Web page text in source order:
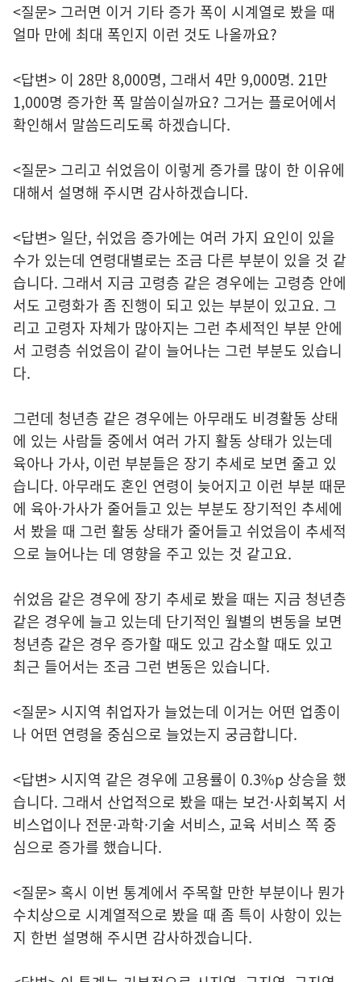
<질문> 그러면 이거 기타 증가 폭이 시계열로 봤을 때
얼마 만에 최대 폭인지 이런 것도 나올까요?
<답변> 이 28만 8,000명, 그래서 4만 9,000명. 21만
1,000명 증가한 폭 말씀이실까요? 그거는 플로어에서
확인해서 말씀드리도록 하겠습니다.
<질문> 그리고 쉬었음이 이렇게 증가를 많이 한 이유에
대해서 설명해 주시면 감사하겠습니다.
<답변> 일단, 쉬었음 증가에는 여러 가지 요인이 있을
수가 있는데 연령대별로는 조금 다른 부분이 있을 것 같
습니다. 그래서 지금 고령층 같은 경우에는 고령층 안에
서도 고령화가 좀 진행이 되고 있는 부분이 있고요. 그
리고 고령자 자체가 많아지는 그런 추세적인 부분 안에
서 고령층 쉬었음이 같이 늘어나는 그런 부분도 있습니
다.
그런데 청년층 같은 경우에는 아무래도 비경활동 상태
에 있는 사람들 중에서 여러 가지 활동 상태가 있는데
육아나 가사, 이런 부분들은 장기 추세로 보면 줄고 있
습니다. 아무래도 혼인 연령이 늦어지고 이런 부분 때문
에 육아·가사가 줄어들고 있는 부분도 장기적인 추세에
서 봤을 때 그런 활동 상태가 줄어들고 쉬었음이 추세적
으로 늘어나는 데 영향을 주고 있는 것 같고요.
쉬었음 같은 경우에 장기 추세로 봤을 때는 지금 청년층
같은 경우에 늘고 있는데 단기적인 월별의 변동을 보면
청년층 같은 경우 증가할 때도 있고 감소할 때도 있고
최근 들어서는 조금 그런 변동은 있습니다.
<질문> 시지역 취업자가 늘었는데 이거는 어떤 업종이
나 어떤 연령을 중심으로 늘었는지 궁금합니다.
<답변> 시지역 같은 경우에 고용률이 0.3%p 상승을 했
습니다. 그래서 산업적으로 봤을 때는 보건·사회복지 서
비스업이나 전문·과학·기술 서비스, 교육 서비스 쪽 중
심으로 증가를 했습니다.
<질문> 혹시 이번 통계에서 주목할 만한 부분이나 뭔가
수치상으로 시계열적으로 봤을 때 좀 특이 사항이 있는
지 한번 설명해 주시면 감사하겠습니다.